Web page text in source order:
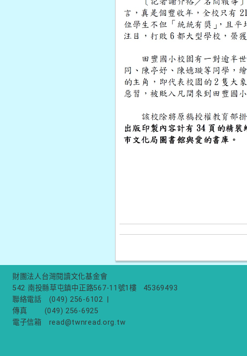
財團法人台灣閱讀文化基金會
542 南投縣草屯鎮中正路567-11號1樓
45369493
聯絡電話
(049) 256-6102
傳真
(049) 256-6925
電子信箱
read@twnread.org.tw